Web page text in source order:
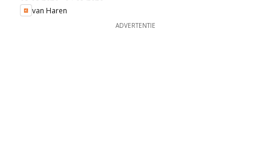
van Haren
ADVERTENTIE